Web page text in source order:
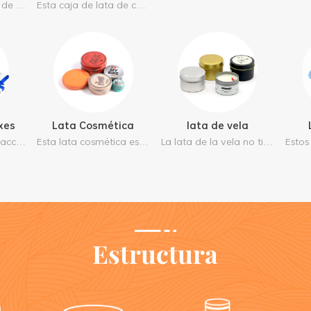
La caja de galletas de lata de metal se utiliza perfectamente para el envasado de alimentos, duradera y sin óxido. Tenemos en fábrica varios tamaños y también admitimos el servicio de personalización. Esta caja de lata de caramelo de menta es muy popular como regalo y embalaje. Puedes obtener diferentes tamaños con tu impresión personalizada aquí.
Cigarette and tobacco tin boxes are highly valued for their durability, airtight sealing, and premium appearance, making them ideal for preserving tobacco freshness and enhancing product presentation. Their sturdy tinplate construction protects contents from moisture, light, and damage. Professional cigarette tobacco tin box suppliers offer full customization services—including custom sizes, printing, embossing, foil stamping, and decorative finishes—helping brands create elegant, functional, and memorable packaging solutions for the tobacco industry.
Lata Cosmética
Esta lata cosmética es muy duradera y portátil que el material de vidrio, la hojalata de 0,23 mm es además muy seguro y reciclable, aquí tenemos multitallas disponibles.
lata de vela
La lata de la vela no tiene costuras ni óxido, puede contener aceite y productos líquidos, está hecha con hojalata de 0,23 mm. muy duradero y ecológico.
Estructura